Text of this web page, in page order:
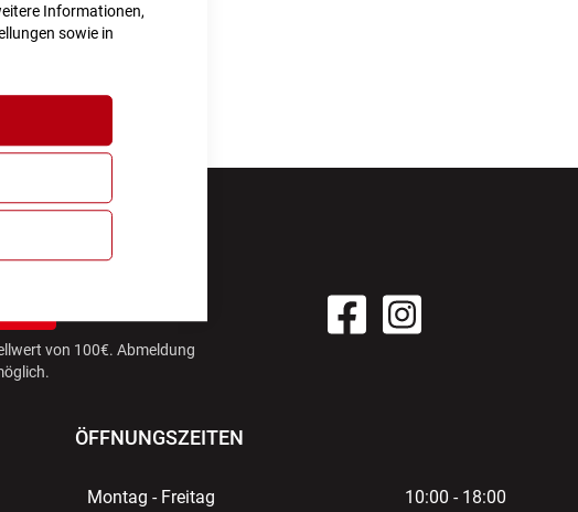
Informationen,
sowie in
ABONNIEREN UND
SICHERN!**
von 100€. Abmeldung
ÖFFNUNGSZEITEN
Montag - Freitag 10:00 - 18:00